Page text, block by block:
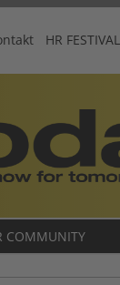
HR
COMMUNITY